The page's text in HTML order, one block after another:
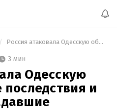
Россия атаковала Одесскую область: какие последствия и есть ли пострадавшие
3 мин
Одесскую
последствия и